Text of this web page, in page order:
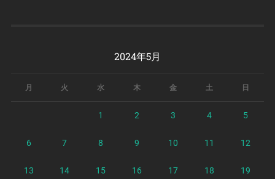
2024年5月
月 火 水 木 金 土 日
1 2 3 4 5
6 7 8 9 10 11 12
13 14 15 16 17 18 19